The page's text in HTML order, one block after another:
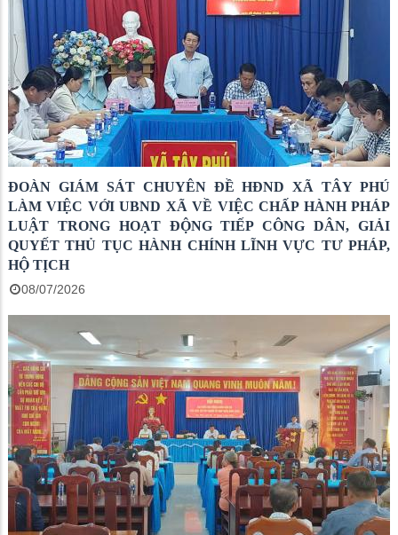
ĐOÀN GIÁM SÁT CHUYÊN ĐỀ HĐND XÃ TÂY PHÚ
LÀM VIỆC VỚI UBND XÃ VỀ VIỆC CHẤP HÀNH PHÁP
LUẬT TRONG HOẠT ĐỘNG TIẾP CÔNG DÂN, GIẢI
QUYẾT THỦ TỤC HÀNH CHÍNH LĨNH VỰC TƯ PHÁP,
HỘ TỊCH
08/07/2026